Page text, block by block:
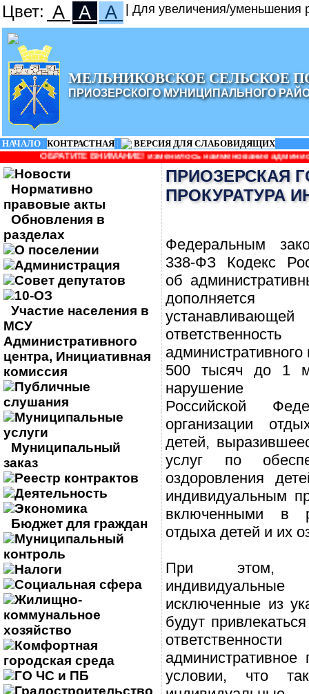
Цвет: A A A | Для увеличения/
МЕЛЬНИКОВСКОЕ СЕЛЬСКОЕ
ПРИОЗЕРСКОГО МУНИЦИПАЛЬНОГО
НАЧАЛО | КОНТРАСТНАЯ |
ВЕРСИЯ ДЛЯ СЛАБОВИДЯЩИХ
ВНИМАНИЕ! изменилось наименование администрации:
Новости
Нормативно
правовые акты
Обновления в
разделах
О поселении
Администрация
Совет депутатов
10-ОЗ
Участие населения в
МСУ
Административного
центра, Инициативная
комиссия
Публичные
слушания
Муниципальные
услуги
Муниципальный
заказ
Реестр контрактов
Деятельность
Экономика
Бюджет для граждан
Муниципальный
контроль
Налоги
Социальная сфера
Жилищно-
коммунальное
хозяйство
Комфортная
городская среда
ГО ЧС и ПБ
Градостроительство
ПРИОЗЕРСКАЯ
ПРОКУРАТУРА
Федеральным
338-ФЗ Кодекс
об
дополняется
500 тысяч до 1
нарушение
Российской
организации
детей,
услуг по
оздоровления
индивидуальным
включенными в
отдыха детей и их
При этом,
индивидуальные
исключенные из
будут
условии, что